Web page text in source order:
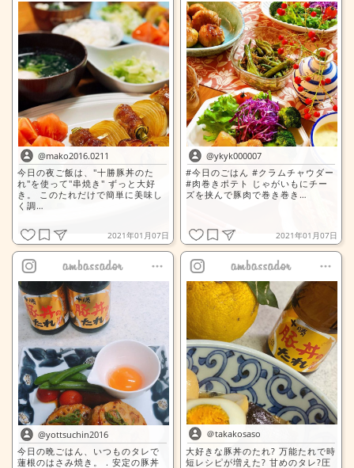
@mako2016.0211
今日の夜ご飯は、"十勝豚丼のた
れ"を使って"串焼き" ずっと大好
き。 このたれだけで簡単に美味し
く調…
2021年01月07日
全文表示
@ykyk000007
#今日のごはん #クラムチャウダー
#肉巻きポテト じゃがいもにチー
ズを挟んで豚肉で巻き巻き…
2021年01月07日
全文表示
@yottsuchin2016
今日の晩ごはん、いつものタレで
蓮根のはさみ焼き。 . 安定の豚丼
＠takakosaso
大好きな豚丼のたれ? 万能たれで時
短レシピが増えた? 甘めのタレ?圧